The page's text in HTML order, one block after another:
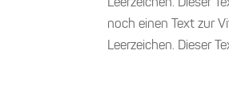
Leerzeichen. Dieser
noch einen Text zur
Leerzeichen. Dieser